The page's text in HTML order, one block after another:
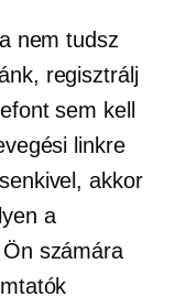
nem tudsz
regisztrálj
sem kell
linkre
akkor
a
számára